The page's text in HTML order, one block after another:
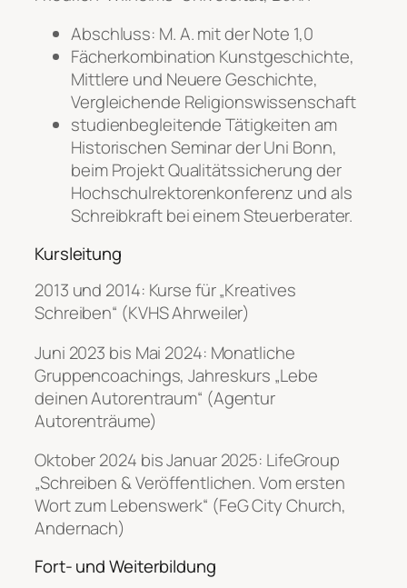
Abschluss: M. A. mit der Note 1,0
Fächerkombination Kunstgeschichte,
Mittlere und Neuere Geschichte,
Vergleichende Religionswissenschaft
studienbegleitende Tätigkeiten am
Historischen Seminar der Uni Bonn,
beim Projekt Qualitätssicherung der
Hochschulrektorenkonferenz und als
Schreibkraft bei einem Steuerberater.
Kursleitung
2013 und 2014: Kurse für „Kreatives
Schreiben“ (KVHS Ahrweiler)
Juni 2023 bis Mai 2024: Monatliche
Gruppencoachings, Jahreskurs „Lebe
deinen Autorentraum“ (Agentur
Autorenträume)
Oktober 2024 bis Januar 2025: LifeGroup
„Schreiben & Veröffentlichen. Vom ersten
Wort zum Lebenswerk“ (FeG City Church,
Andernach)
Fort- und Weiterbildung